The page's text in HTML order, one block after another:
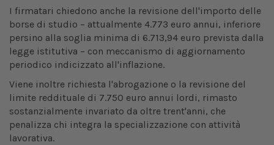
I firmatari chiedono anche la revisione dell'importo delle
borse di studio – attualmente 4.773 euro annui, inferiore
persino alla soglia minima di 6.713,94 euro prevista dalla
legge istitutiva – con meccanismo di aggiornamento
periodico indicizzato all'inflazione.
Viene inoltre richiesta l'abrogazione o la revisione del
limite reddituale di 7.750 euro annui lordi, rimasto
sostanzialmente invariato da oltre trent'anni, che
penalizza chi integra la specializzazione con attività
lavorativa.